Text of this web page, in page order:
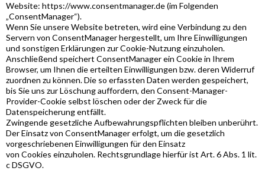
Website: https://www.consentmanager.de (im Folgenden
„ConsentManager“).
Wenn Sie unsere Website betreten, wird eine Verbindung zu den
Servern von ConsentManager hergestellt, um Ihre Einwilligungen
und sonstigen Erklärungen zur Cookie-Nutzung einzuholen.
Anschließend speichert ConsentManager ein Cookie in Ihrem
Browser, um Ihnen die erteilten Einwilligungen bzw. deren Widerruf
zuordnen zu können. Die so erfassten Daten werden gespeichert,
bis Sie uns zur Löschung auffordern, den Consent-Manager-
Provider-Cookie selbst löschen oder der Zweck für die
Datenspeicherung entfällt.
Zwingende gesetzliche Aufbewahrungspflichten bleiben unberührt.
Der Einsatz von ConsentManager erfolgt, um die gesetzlich
vorgeschriebenen Einwilligungen für den Einsatz
von Cookies einzuholen. Rechtsgrundlage hierfür ist Art. 6 Abs. 1 lit.
c DSGVO.